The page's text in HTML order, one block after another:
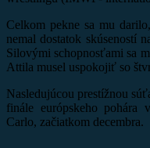
Celkom pekne sa mu
nemal dostatok skúseností
Silovými schopnosťami sa
Attila musel uspokojiť so
Nasledujúcou prestížnou
finále európskeho
Carlo, začiatkom decembra.